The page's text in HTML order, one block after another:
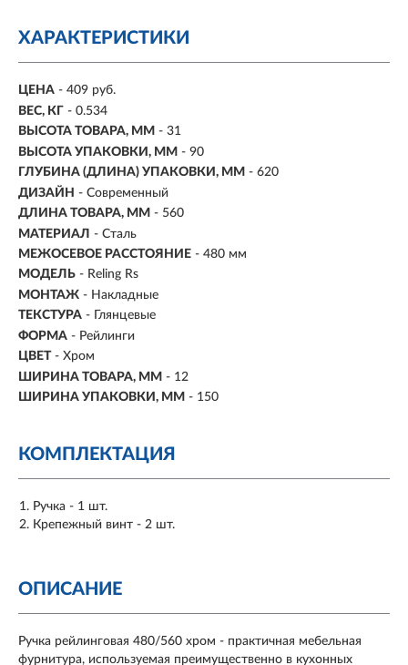
ХАРАКТЕРИСТИКИ
ЦЕНА - 409 руб.
ВЕС, КГ - 0.534
ВЫСОТА ТОВАРА, ММ - 31
ВЫСОТА УПАКОВКИ, ММ - 90
ГЛУБИНА (ДЛИНА) УПАКОВКИ, ММ - 620
ДИЗАЙН - Современный
ДЛИНА ТОВАРА, ММ - 560
МАТЕРИАЛ - Сталь
МЕЖОСЕВОЕ РАССТОЯНИЕ - 480 мм
МОДЕЛЬ - Reling Rs
МОНТАЖ - Накладные
ТЕКСТУРА - Глянцевые
ФОРМА - Рейлинги
ЦВЕТ - Хром
ШИРИНА ТОВАРА, ММ - 12
ШИРИНА УПАКОВКИ, ММ - 150
КОМПЛЕКТАЦИЯ
Ручка - 1 шт.
Крепежный винт - 2 шт.
ОПИСАНИЕ
Ручка рейлинговая 480/560 хром - практичная мебельная
фурнитура, используемая преимущественно в кухонных